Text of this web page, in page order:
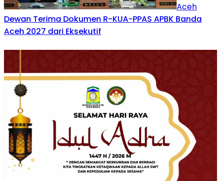
Aceh
Dewan Terima Dokumen R-KUA-PPAS APBK Banda
Aceh 2027 dari Eksekutif